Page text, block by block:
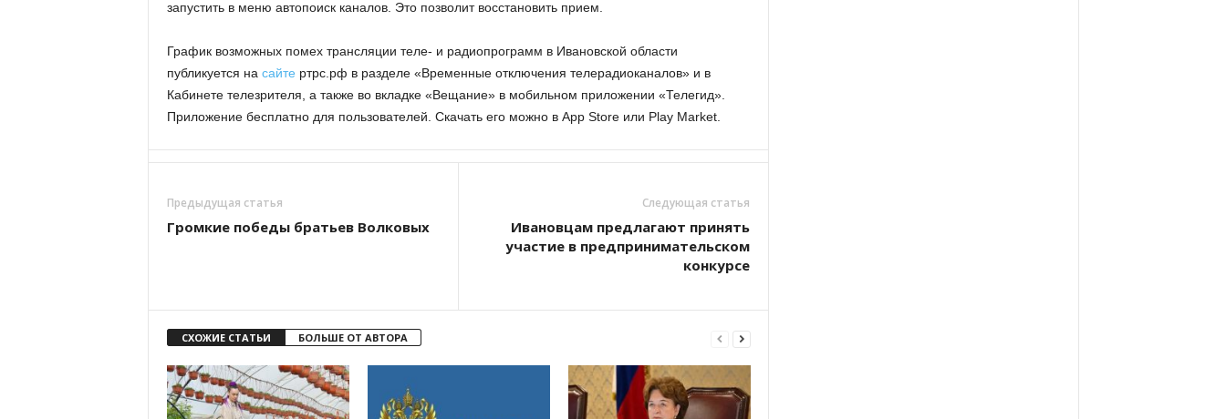
запустить в меню автопоиск каналов. Это позволит восстановить прием.
График возможных помех трансляции теле- и радиопрограмм в Ивановской области
публикуется на сайте ртрс.рф в разделе «Временные отключения телерадиоканалов» и в
Кабинете телезрителя, а также во вкладке «Вещание» в мобильном приложении «Телегид».
Приложение бесплатно для пользователей. Скачать его можно в App Store или Play Market.
Предыдущая статья
Громкие победы братьев Волковых
Следующая статья
Ивановцам предлагают принять
участие в предпринимательском
конкурсе
СХОЖИЕ СТАТЬИ БОЛЬШЕ ОТ АВТОРА